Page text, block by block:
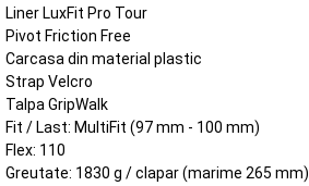
Liner LuxFit Pro Tour
Pivot Friction Free
Carcasa din material plastic
Strap Velcro
Talpa GripWalk
Fit / Last: MultiFit (97 mm - 100 mm)
Flex: 110
Greutate: 1830 g / clapar (marime 265 mm)